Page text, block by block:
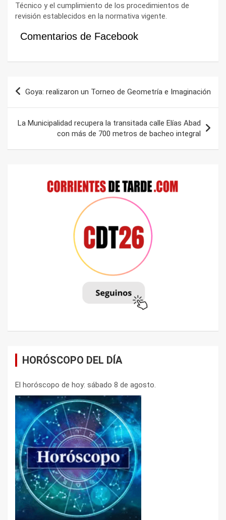
Técnico y el cumplimiento de los procedimientos de
revisión establecidos en la normativa vigente.
Comentarios de Facebook
Navegación
Goya: realizaron un Torneo de Geometría e Imaginación
La Municipalidad recupera la transitada calle Elías Abad
con más de 700 metros de bacheo integral
HORÓSCOPO DEL DÍA
El horóscopo de hoy: sábado 8 de agosto.